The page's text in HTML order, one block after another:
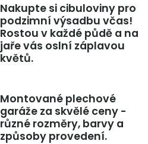
Nakupte si cibuloviny pro
podzimní výsadbu včas!
Rostou v každé půdě a na
jaře vás oslní záplavou
květů.
Montované plechové
garáže za skvělé ceny -
různé rozměry, barvy a
způsoby provedení.